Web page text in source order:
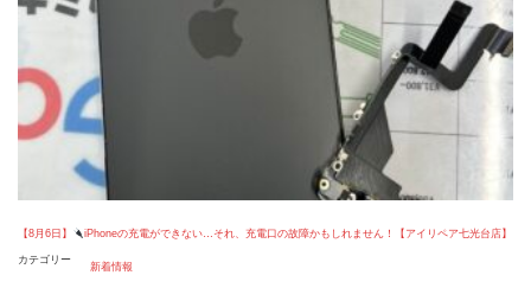
【8月6日】 iPhoneの充電ができない…それ、充電口の故障かもしれません！【アイリペア七光台店】
カテゴリー
新着情報